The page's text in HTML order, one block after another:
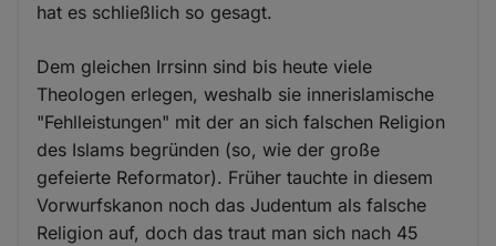
hat es schließlich so gesagt.
Dem gleichen Irrsinn sind bis heute viele
Theologen erlegen, weshalb sie innerislamische
"Fehlleistungen" mit der an sich falschen Religion
des Islams begründen (so, wie der große
gefeierte Reformator). Früher tauchte in diesem
Vorwurfskanon noch das Judentum als falsche
Religion auf, doch das traut man sich nach 45